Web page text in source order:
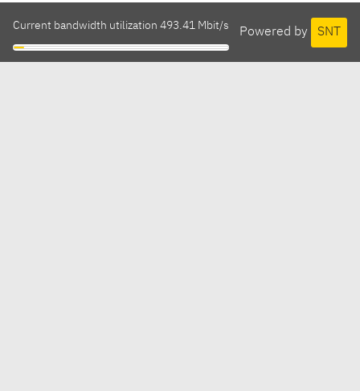
Powered by SNT
Current bandwidth utilization 493.41 Mbit/s